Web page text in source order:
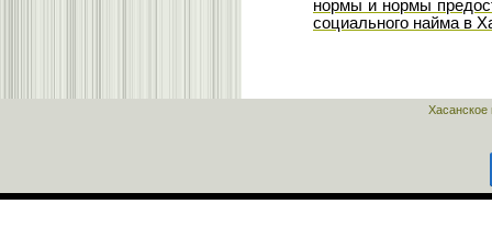
нормы и нормы
социального найма в
Хасанское